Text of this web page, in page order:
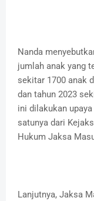
Nanda
jumlah anak yang
sekitar 1700 anak
dan tahun 2023
ini dilakukan
satunya dari
Hukum Jaksa
Lanjutnya, Jaksa